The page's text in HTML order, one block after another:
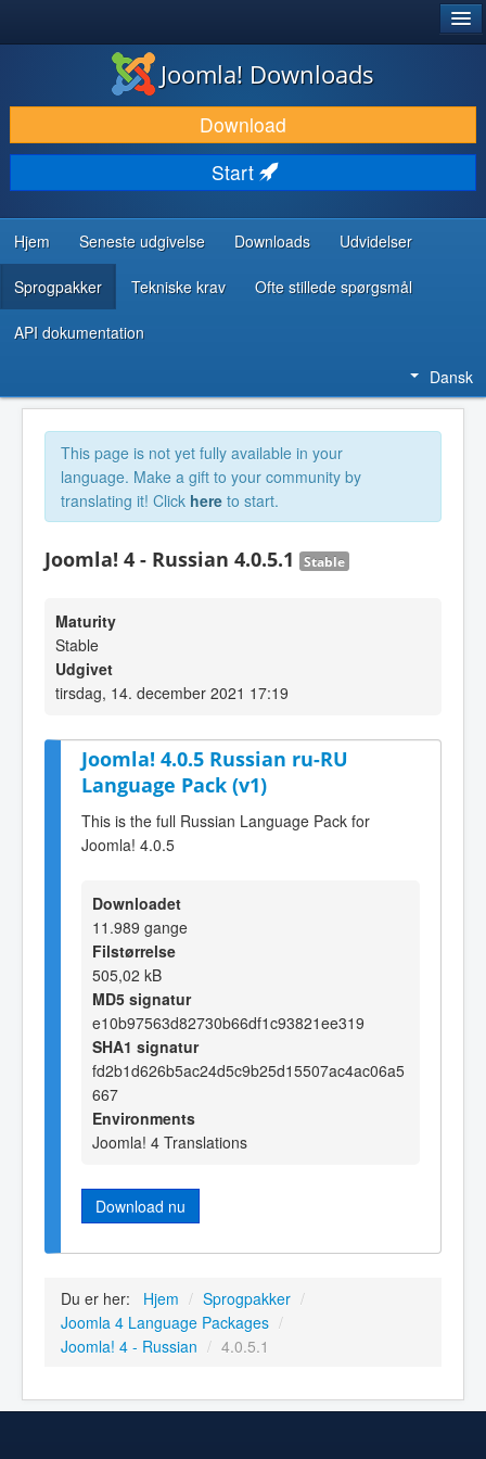
DOWNLOAD & UDVID
OPDAG & LÆR
FÆLLESSKABET & SUPPORT
UDVIKLERRESSOURCER
Joomla! Downloads
Download
Start
Hjem Seneste udgivelse Downloads Udvidelser
Sprogpakker Tekniske krav Ofte stillede spørgsmål
API dokumentation
Dansk
This page is not yet fully available in your
language. Make a gift to your community by
translating it! Click here to start.
Joomla! 4 - Russian 4.0.5.1 Stable
Maturity
Stable
Udgivet
tirsdag, 14. december 2021 17:19
Joomla! 4.0.5 Russian ru-RU
Language Pack (v1)
This is the full Russian Language Pack for
Joomla! 4.0.5
Downloadet
11.989 gange
Filstørrelse
505,02 kB
MD5 signatur
e10b97563d82730b66df1c93821ee319
SHA1 signatur
fd2b1d626b5ac24d5c9b25d15507ac4ac06a5
667
Environments
Joomla! 4 Translations
Download nu
Du er her: Hjem / Sprogpakker /
Joomla 4 Language Packages /
Joomla! 4 - Russian / 4.0.5.1